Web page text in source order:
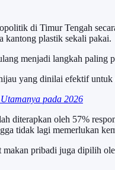
di Timur Tengah
kantong plastik sekali pakai.
menjadi langkah
yang dinilai efektif
pada 2026
diterapkan oleh 57%
tidak lagi memerlukan
pribadi juga dipilih